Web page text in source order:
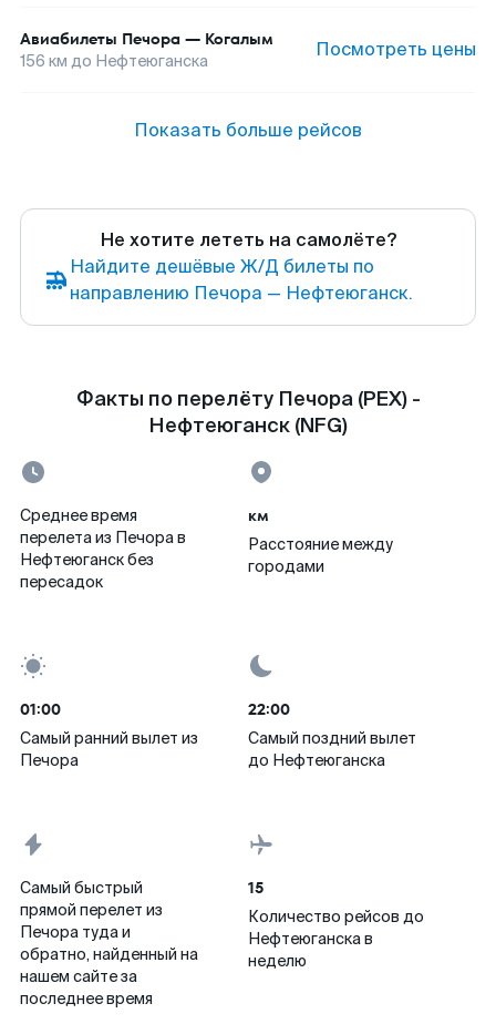
Авиабилеты Печора — Когалым
156 км до Нефтеюганска Посмотреть цены
Показать больше рейсов
Не хотите лететь на самолёте?
Найдите дешёвые Ж/Д билеты по
направлению Печора — Нефтеюганск.
Факты по перелёту Печора (PEX) -
Нефтеюганск (NFG)
Среднее время
перелета из Печора в
Нефтеюганск без
пересадок
км
Расстояние между
городами
01:00
Самый ранний вылет из
Печора
22:00
Самый поздний вылет
до Нефтеюганска
Самый быстрый
прямой перелет из
Печора туда и
обратно, найденный на
нашем сайте за
последнее время
15
Количество рейсов до
Нефтеюганска в
неделю